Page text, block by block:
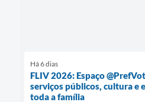
Há 6 dias
FLIV 2026: Espaço
serviços públicos, cultura e
toda a família